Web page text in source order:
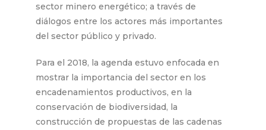
sector minero energético; a través de
diálogos entre los actores más importantes
del sector público y privado.
Para el 2018, la agenda estuvo enfocada en
mostrar la importancia del sector en los
encadenamientos productivos, en la
conservación de biodiversidad, la
construcción de propuestas de las cadenas